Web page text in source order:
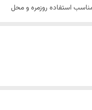
استفاده روزمره و محل